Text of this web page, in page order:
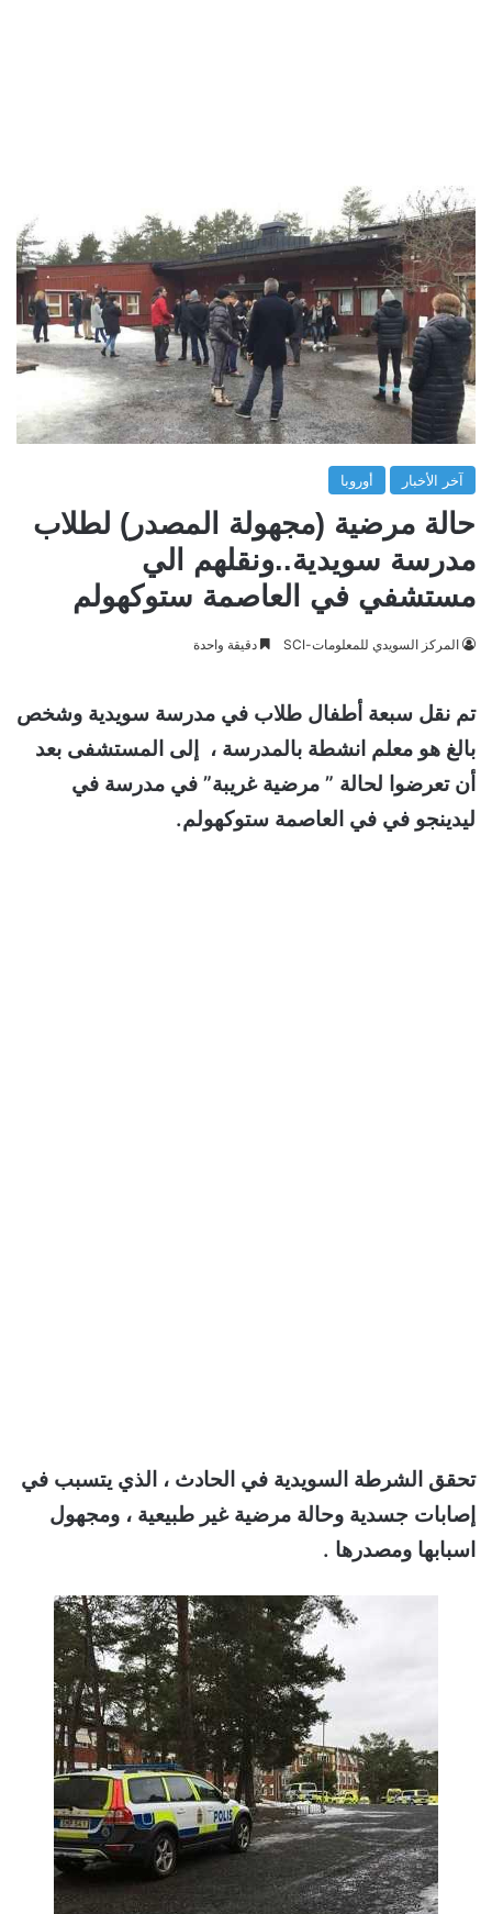
آخر الأخبار أوروبا
حالة مرضية (مجهولة المصدر) لطلاب
مدرسة سويدية..ونقلهم الي
مستشفي في العاصمة ستوكهولم
المركز السويدي للمعلومات-SCI دقيقة واحدة
تم نقل سبعة أطفال طلاب في مدرسة سويدية وشخص
بالغ هو معلم انشطة بالمدرسة ، إلى المستشفى بعد
أن تعرضوا لحالة ” مرضية غريبة” في مدرسة في
ليدينجو في في العاصمة ستوكهولم.
تحقق الشرطة السويدية في الحادث ، الذي يتسبب في
إصابات جسدية وحالة مرضية غير طبيعية ، ومجهول
اسبابها ومصدرها .